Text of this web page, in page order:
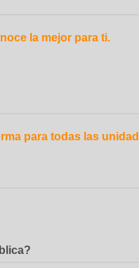
la mejor para ti.
para todas las